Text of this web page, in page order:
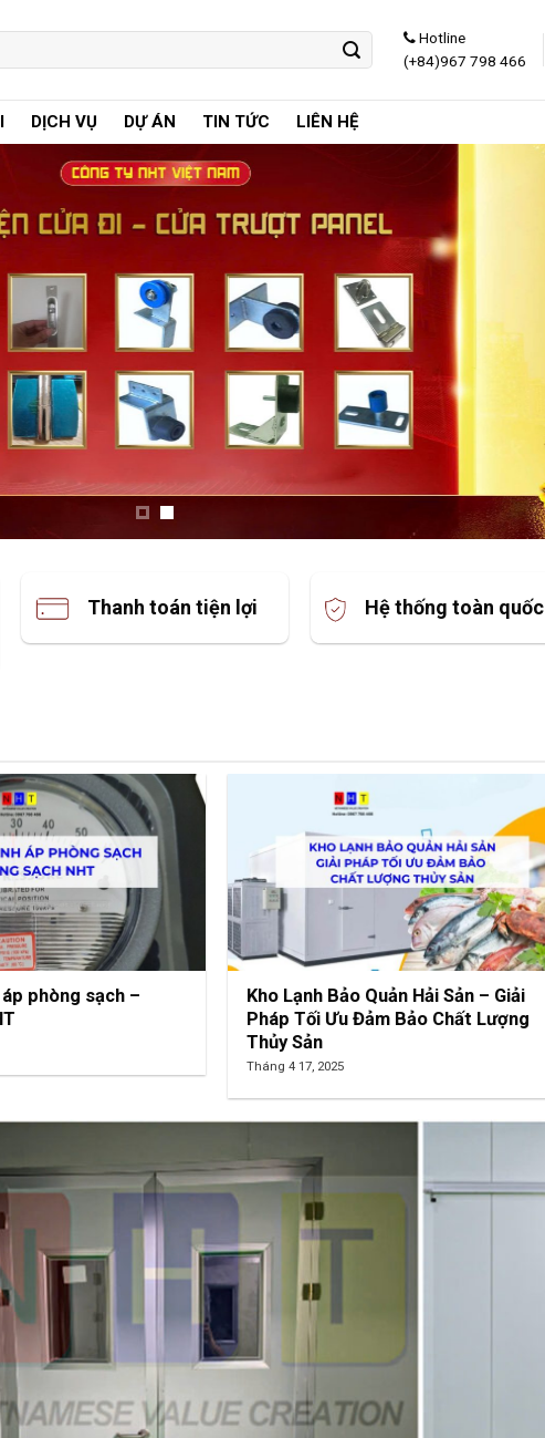
Hotline
(+84)967 798 466
DỊCH VỤ DỰ ÁN TIN TỨC LIÊN HỆ
Thanh toán tiện lợi Hệ thống toàn quốc
cao, trần nhựa
Nam Từ Liêm
Tư Vấn Thi Công Vách Panel Phòng
Sạch – Phongsach NHT
Tháng 4 22, 2025